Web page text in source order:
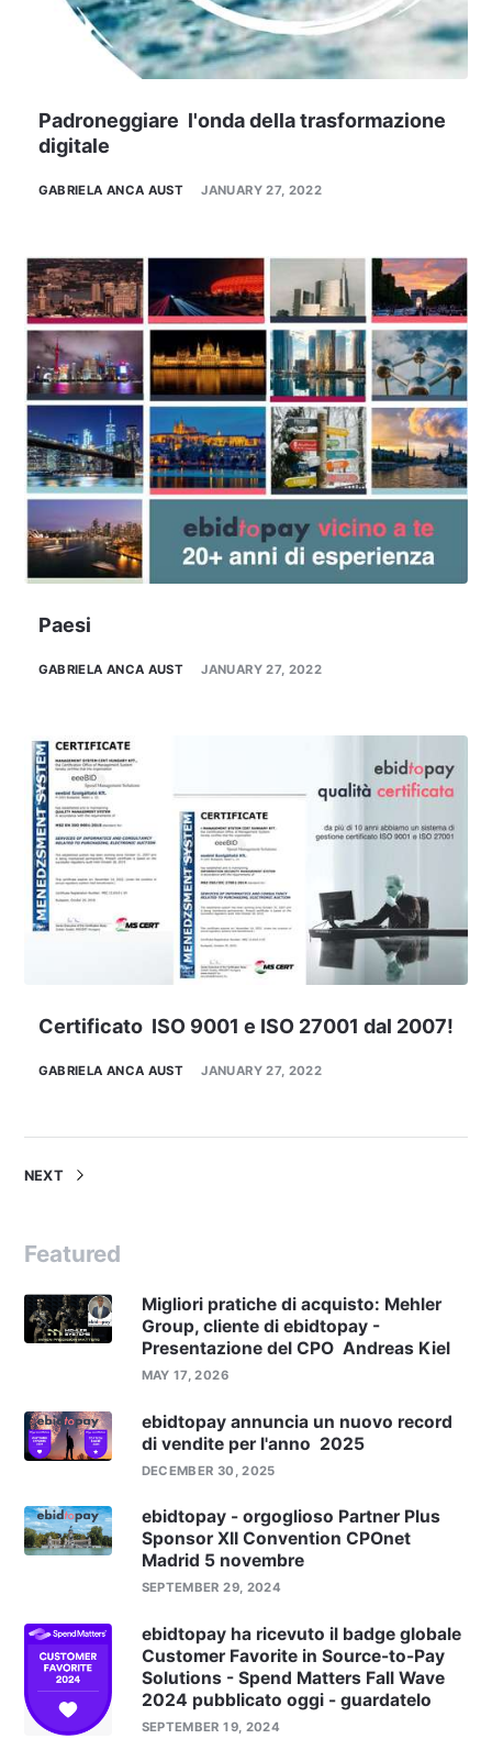
Padroneggiare l'onda della trasformazione
digitale
GABRIELA ANCA AUST JANUARY 27, 2022
Paesi
GABRIELA ANCA AUST JANUARY 27, 2022
Certificato ISO 9001 e ISO 27001 dal 2007!
GABRIELA ANCA AUST JANUARY 27, 2022
NEXT
Featured
Migliori pratiche di acquisto: Mehler
Group, cliente di ebidtopay -
Presentazione del CPO Andreas Kiel
MAY 17, 2026
ebidtopay annuncia un nuovo record
di vendite per l'anno 2025
DECEMBER 30, 2025
ebidtopay - orgoglioso Partner Plus
Sponsor XII Convention CPOnet
Madrid 5 novembre
SEPTEMBER 29, 2024
ebidtopay ha ricevuto il badge globale
Customer Favorite in Source-to-Pay
Solutions - Spend Matters Fall Wave
2024 pubblicato oggi - guardatelo
SEPTEMBER 19, 2024